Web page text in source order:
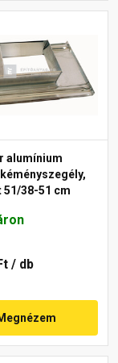
alumínium
51/38-51 cm
/ db